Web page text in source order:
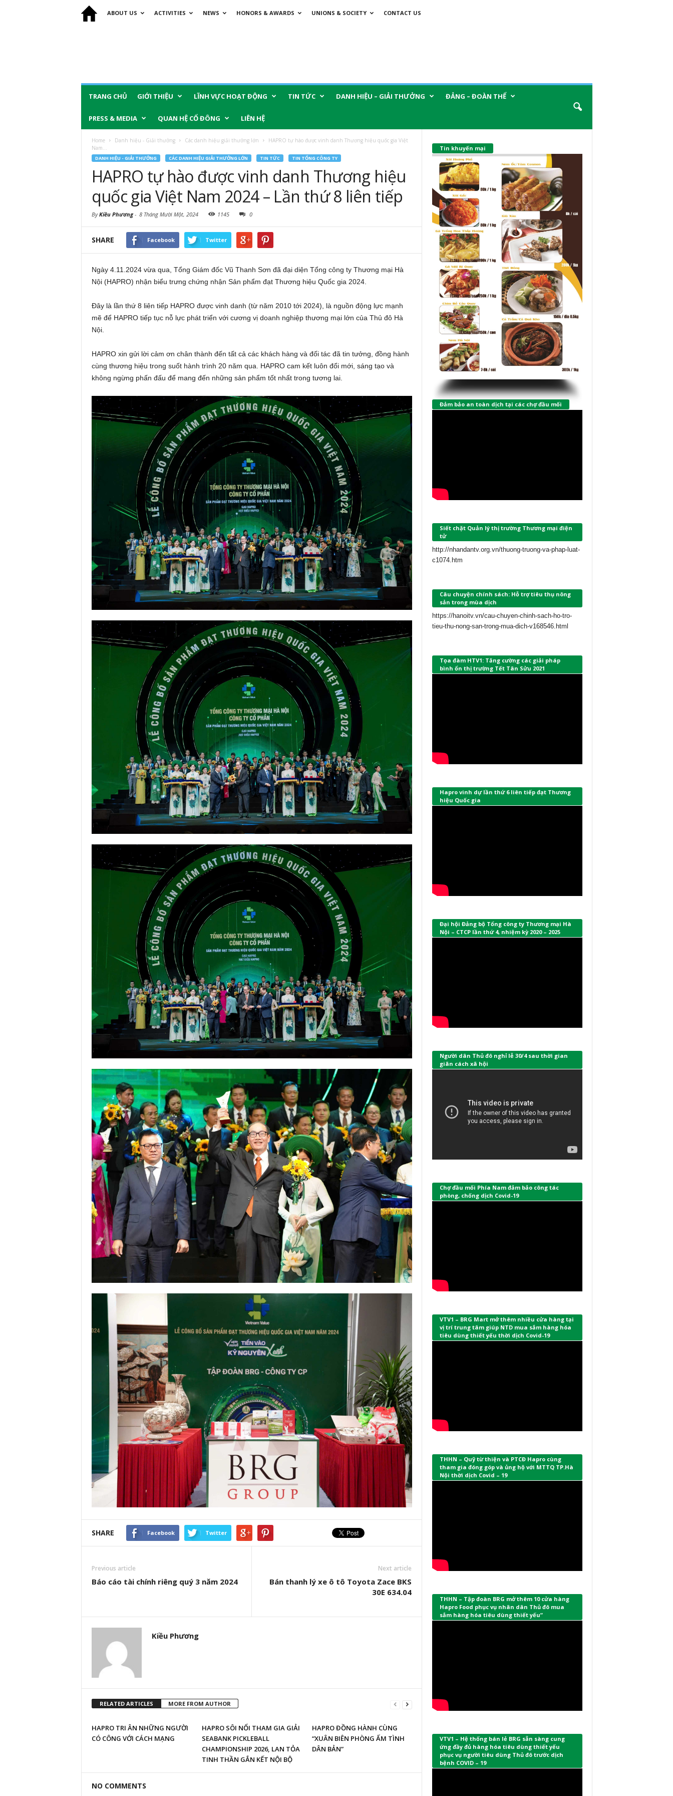
ABOUT US ACTIVITIES NEWS HONORS & AWARDS UNIONS & SOCIETY CONTACT US
TRANG CHỦ GIỚI THIỆU LĨNH VỰC HOẠT ĐỘNG TIN TỨC DANH HIỆU – GIẢI THƯỞNG ĐẢNG – ĐOÀN THỂ
PRESS & MEDIA QUAN HỆ CỔ ĐÔNG LIÊN HỆ
Home Danh hiệu - Giải thưởng Các danh hiệu giải thưởng lớn
HAPRO tự hào được vinh danh Thương hiệu quốc gia Việt
Nam...
DANH HIỆU - GIẢI THƯỞNG CÁC DANH HIỆU GIẢI THƯỞNG LỚN TIN TỨC TIN TỔNG CÔNG TY
HAPRO tự hào được vinh danh Thương hiệu
quốc gia Việt Nam 2024 – Lần thứ 8 liên tiếp
ByKiều Phương- 8 Tháng Mười Một, 2024 1145 0
SHARE Facebook Twitter
Ngày 4.11.2024 vừa qua, Tổng Giám đốc Vũ Thanh Sơn đã đại diện Tổng công ty Thương mại Hà
Nội (HAPRO) nhận biểu trưng chứng nhận Sản phẩm đạt Thương hiệu Quốc gia 2024.
Đây là lần thứ 8 liên tiếp HAPRO được vinh danh (từ năm 2010 tới 2024), là nguồn động lực mạnh
mẽ để HAPRO tiếp tục nỗ lực phát triển với cương vị doanh nghiệp thương mại lớn của Thủ đô Hà
Nội.
HAPRO xin gửi lời cảm ơn chân thành đến tất cả các khách hàng và đối tác đã tin tưởng, đồng hành
cùng thương hiệu trong suốt hành trình 20 năm qua. HAPRO cam kết luôn đổi mới, sáng tạo và
không ngừng phấn đấu để mang đến những sản phẩm tốt nhất trong tương lai.
SHARE Facebook Twitter
Previous article
Báo cáo tài chính riêng quý 3 năm 2024
Next article
Bán thanh lý xe ô tô Toyota Zace BKS
30E 634.04
Kiều Phương
RELATED ARTICLES MORE FROM AUTHOR
HAPRO TRI ÂN NHỮNG NGƯỜI
CÓ CÔNG VỚI CÁCH MẠNG
HAPRO SÔI NỔI THAM GIA GIẢI
SEABANK PICKLEBALL
CHAMPIONSHIP 2026, LAN TỎA
TINH THẦN GẮN KẾT NỘI BỘ
HAPRO ĐỒNG HÀNH CÙNG
“XUÂN BIÊN PHÒNG ẤM TÌNH
DÂN BẢN”
NO COMMENTS
Tin khuyến mại
Đảm bảo an toàn dịch tại các chợ đầu mối
Siết chặt Quản lý thị trường Thương mại điện
tử
http://nhandantv.org.vn/thuong-truong-va-phap-luat-
c1074.htm
Câu chuyện chính sách: Hỗ trợ tiêu thụ nông
sản trong mùa dịch
https://hanoitv.vn/cau-chuyen-chinh-sach-ho-tro-
tieu-thu-nong-san-trong-mua-dich-v168546.html
Tọa đàm HTV1: Tăng cường các giải pháp
bình ổn thị trường Tết Tân Sửu 2021
Hapro vinh dự lần thứ 6 liên tiếp đạt Thương
hiệu Quốc gia
Đại hội Đảng bộ Tổng công ty Thương mại Hà
Nội – CTCP lần thứ 4, nhiệm kỳ 2020 – 2025
Người dân Thủ đô nghỉ lễ 30/4 sau thời gian
giãn cách xã hội
Chợ đầu mối Phía Nam đảm bảo công tác
phòng, chống dịch Covid-19
VTV1 – BRG Mart mở thêm nhiều cửa hàng tại
vị trí trung tâm giúp NTD mua sắm hàng hóa
tiêu dùng thiết yếu thời dịch Covid-19
THHN – Quỹ từ thiện và PTCĐ Hapro cùng
tham gia đóng góp và ủng hộ với MTTQ TP.Hà
Nội thời dịch Covid – 19
THHN – Tập đoàn BRG mở thêm 10 cửa hàng
Hapro Food phục vụ nhân dân Thủ đô mua
sắm hàng hóa tiêu dùng thiết yếu”
VTV1 – Hệ thống bán lẻ BRG sẵn sàng cung
ứng đầy đủ hàng hóa tiêu dùng thiết yếu
phục vụ người tiêu dùng Thủ đô trước dịch
bệnh COVID – 19